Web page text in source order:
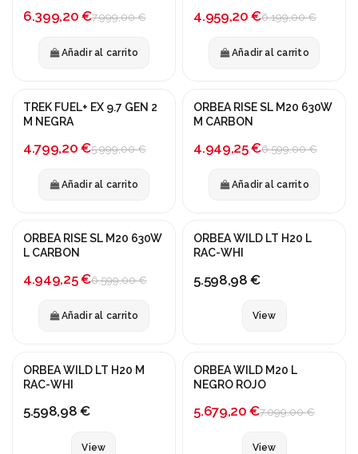
6.399,20 €7.999,00 €
Añadir al carrito
4.959,20 €6.199,00 €
Añadir al carrito
¡En oferta!
TREK FUEL+ EX 9.7 GEN 2
M NEGRA
4.799,20 €5.999,00 €
Añadir al carrito
¡En oferta!
ORBEA RISE SL M20 630W
M CARBON
4.949,25 €6.599,00 €
Añadir al carrito
¡En oferta!
ORBEA RISE SL M20 630W
L CARBON
4.949,25 €6.599,00 €
Añadir al carrito
NUEVO
ORBEA WILD LT H20 L
RAC-WHI
5.598,98 €
View
ORBEA WILD LT H20 M
RAC-WHI
5.598,98 €
View
¡En oferta!
ORBEA WILD M20 L
NEGRO ROJO
5.679,20 €7.099,00 €
View